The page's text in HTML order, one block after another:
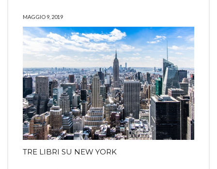
MAGGIO 9, 2019
TRE LIBRI SU NEW YORK